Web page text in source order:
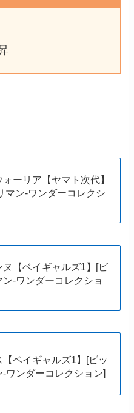
ーリア【ヤマト次代】
マン-ワンダーコレクシ
ヌ【ベイギャルズ1】[ビ
ン-ワンダーコレクショ
【ベイギャルズ1】[ビッ
-ワンダーコレクション]